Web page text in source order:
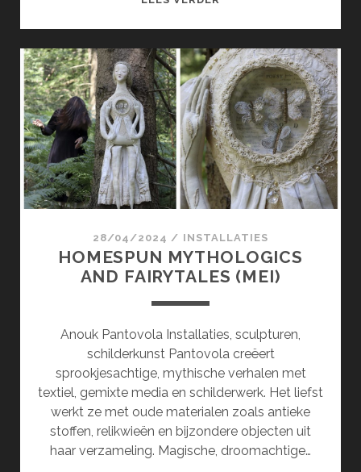
28/04/2024 / INSTALLATIES
HOMESPUN MYTHOLOGICS
AND FAIRYTALES (MEI)
Anouk Pantovola Installaties, sculpturen,
schilderkunst Pantovola creëert
sprookjesachtige, mythische verhalen met
textiel, gemixte media en schilderwerk. Het liefst
werkt ze met oude materialen zoals antieke
stoffen, relikwieën en bijzondere objecten uit
haar verzameling. Magische, droomachtige…